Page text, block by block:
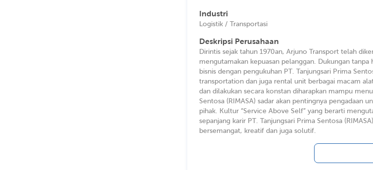
Industri
Logistik / Transportasi
Deskripsi Perusahaan
Dirintis sejak tahun 1970an, Arjuno Transport telah
mengutamakan kepuasan pelanggan. Dukungan
bisnis dengan pengukuhan PT. Tanjungsari Prima
transportation dan juga rental unit berbagai macam
dan dilakukan secara konstan diharapkan mampu
Sentosa (RIMASA) sadar akan pentingnya
pihak. Kultur “Service Above Self” yang berarti
sepanjang karir PT. Tanjungsari Prima Sentosa
bersemangat, kreatif dan juga solutif.